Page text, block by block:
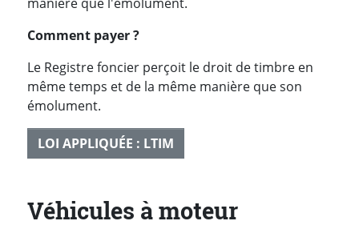
Comment payer ?
Le Registre foncier perçoit le droit de timbre en
même temps et de la même manière que son
émolument.
LOI APPLIQUÉE : LTIM
Véhicules à moteur